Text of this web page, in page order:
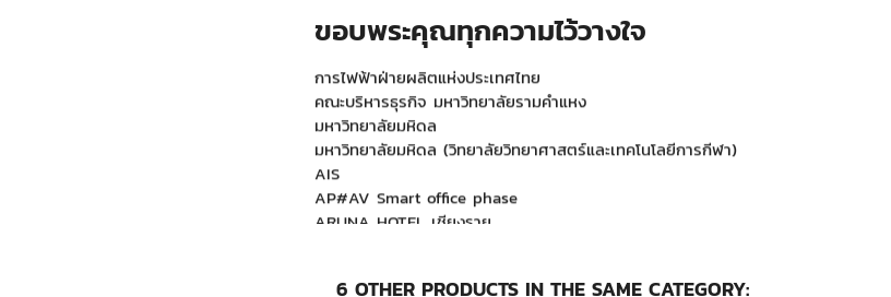
ขอบพระคุณทุกความไว้วางใจ
การไฟฟ้านครหลวง
การไฟฟ้าฝ่ายผลิตแห่งประเทศไทย
คณะบริหารธุรกิจ มหาวิทยาลัยรามคำแหง
มหาวิทยาลัยมหิดล
มหาวิทยาลัยมหิดล (วิทยาลัยวิทยาศาสตร์และเทคโนโลยีการกีฬา)
AIS
AP#AV Smart office phase
ARUNA HOTEL เชียงราย
Bangkok Phuket Hospital Co.,Ltd.
CP TRUE ชั้น 30
6 OTHER PRODUCTS IN THE SAME CATEGORY: